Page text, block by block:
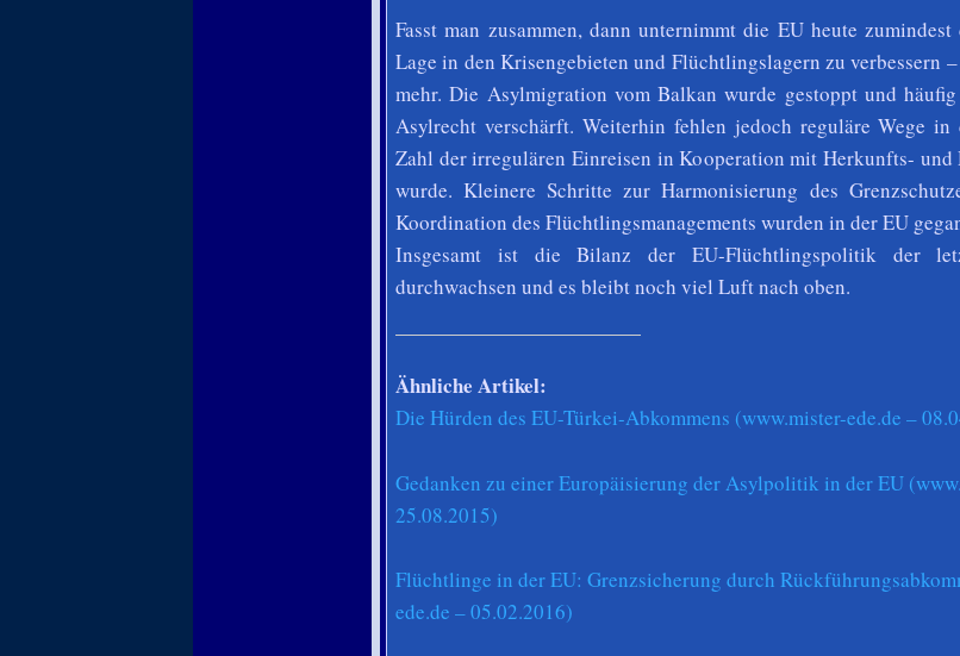
Fasst man zusammen, dann unternimmt die EU heute
Lage in den Krisengebieten und Flüchtlingslagern zu verbessern
mehr. Die Asylmigration vom Balkan wurde gestoppt und
Asylrecht verschärft. Weiterhin fehlen jedoch reguläre Wege
Zahl der irregulären Einreisen in Kooperation mit Herkunfts-
wurde. Kleinere Schritte zur Harmonisierung des
Koordination des Flüchtlingsmanagements wurden in der EU
Insgesamt ist die Bilanz der EU-Flüchtlingspolitik der
durchwachsen und es bleibt noch viel Luft nach oben.
Ähnliche Artikel:
Die Hürden des EU-Türkei-Abkommens (www.mister-ede.de –
Gedanken zu einer Europäisierung der Asylpolitik in der EU
25.08.2015)
Flüchtlinge in der EU: Grenzsicherung durch
ede.de – 05.02.2016)